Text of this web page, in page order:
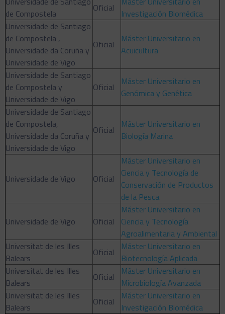
de Compostela
Oficial
Investigación Biomédica
Universidade de Santiago
de Compostela ,
Universidade da Coruña y
Universidade de Vigo
Oficial
Máster Universitario en
Acuicultura
Universidade de Santiago
de Compostela y
Universidade de Vigo
Oficial
Máster Universitario en
Genómica y Genética
Universidade de Santiago
de Compostela,
Universidade da Coruña y
Universidade de Vigo
Oficial
Máster Universitario en
Biología Marina
Universidade de Vigo Oficial
Máster Universitario en
Ciencia y Tecnología de
Conservación de Productos
de la Pesca.
Universidade de Vigo Oficial
Máster Universitario en
Ciencia y Tecnología
Agroalimentaria y Ambiental
Universitat de les Illes
Balears
Oficial
Máster Universitario en
Biotecnología Aplicada
Universitat de les Illes
Balears
Oficial
Máster Universitario en
Microbiología Avanzada
Universitat de les Illes
Balears
Oficial
Máster Universitario en
Investigación Biomédica